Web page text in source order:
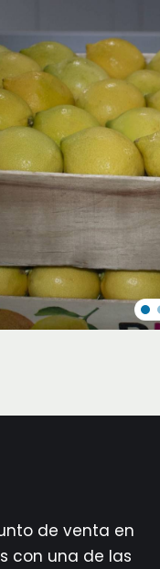
de venta en
con una de las